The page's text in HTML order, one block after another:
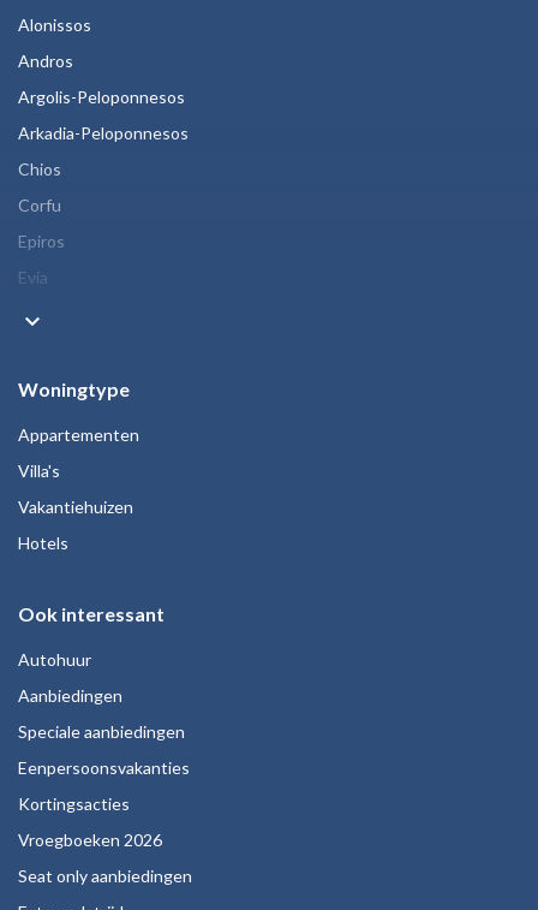
Alonissos
Andros
Argolis-Peloponnesos
Arkadia-Peloponnesos
Chios
Corfu
Epiros
Evia
keyboard_arrow_down
Woningtype
Appartementen
Villa's
Vakantiehuizen
Hotels
Ook interessant
Autohuur
Aanbiedingen
Speciale aanbiedingen
Eenpersoonsvakanties
Kortingsacties
Vroegboeken 2026
Seat only aanbiedingen